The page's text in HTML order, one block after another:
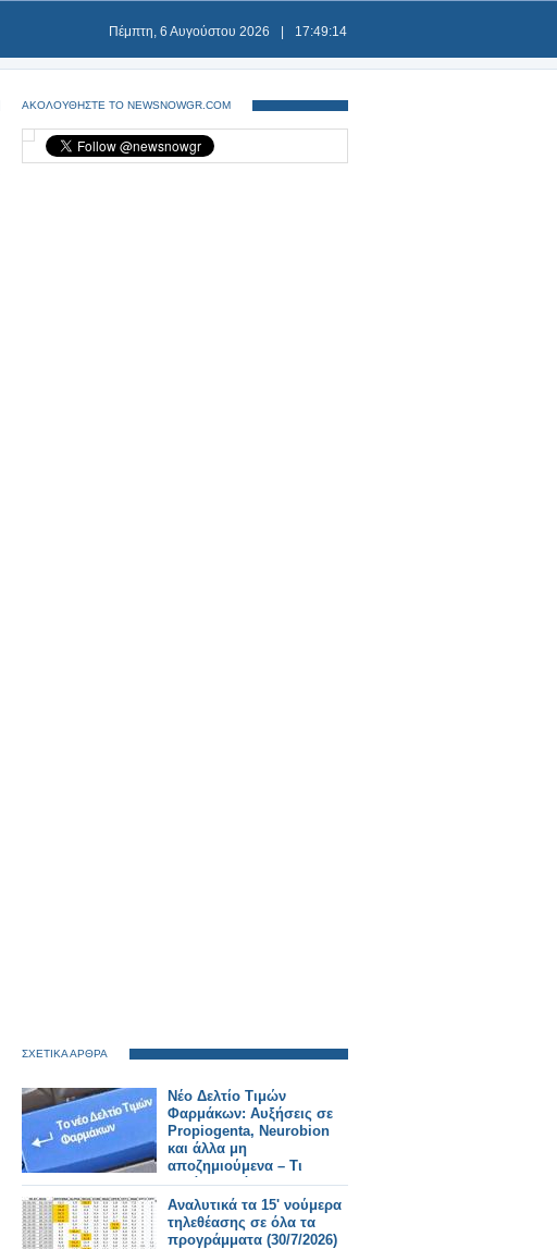
Πέμπτη, 6 Αυγούστου 2026 17:49:15
ΑΚΟΛΟΥΘΗΣΤΕ ΤΟ NEWSNOWGR.COM
ΣΧΕΤΙΚΑ ΑΡΘΡΑ
Νέο Δελτίο Τιμών
Φαρμάκων: Αυξήσεις σε
Propiogenta, Neurobion
και άλλα μη
αποζημιούμενα – Τι
αλλάζει από 31/7/2026
Αναλυτικά τα 15' νούμερα
τηλεθέασης σε όλα τα
προγράμματα (30/7/2026)